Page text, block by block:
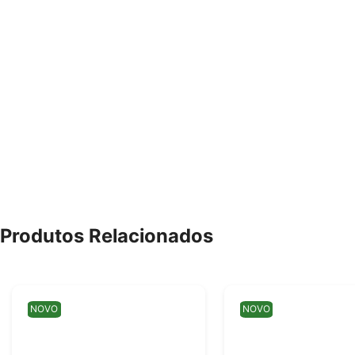
Produtos Relacionados
NOVO NOVO